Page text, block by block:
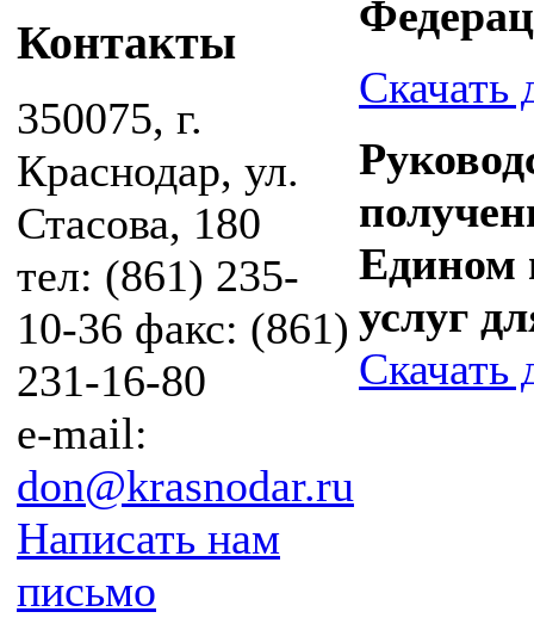
Контакты
350075, г.
Краснодар, ул.
Стасова, 180
тел: (861) 235-
10-36 факс: (861)
231-16-80
e-mail:
don@krasnodar.ru
Написать нам
письмо
Едином
услуг
Скачать